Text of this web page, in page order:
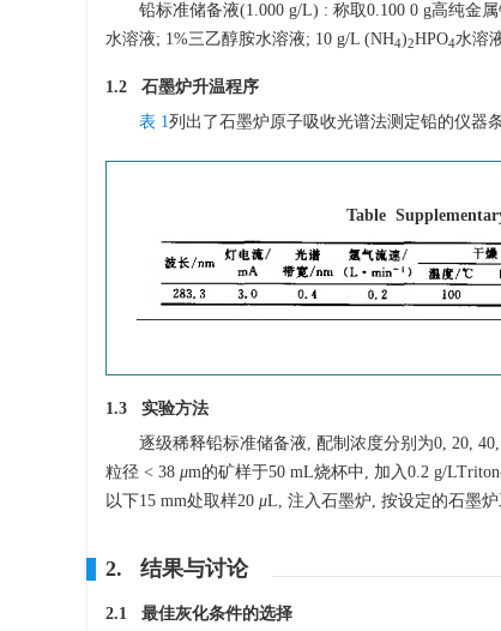
铅标准储备液(1.000 g/L) : 称取0.100 0 g高纯金
水溶液; 1%三乙醇胺水溶液; 10 g/L (NH4)2HPO4水溶
1.2 石墨炉升温程序
表 1列出了石墨炉原子吸收光谱法测定铅的仪器
Table
1.3 实验方法
逐级稀释铅标准储备液, 配制浓度分别为0, 20, 40,
粒径 < 38 μm的矿样于50 mL烧杯中, 加入0.2 g/
以下15 mm处取样20 μL, 注入石墨炉, 按设定的石墨
2. 结果与讨论
2.1 最佳灰化条件的选择